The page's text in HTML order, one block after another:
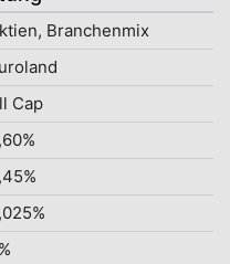
Branchenmix
Cap